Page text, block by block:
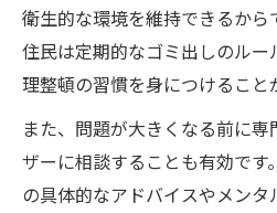
衛生的な環境を維持できるから
住民は定期的なゴミ出しのル
理整頓の習慣を身につけること
また、問題が大きくなる前に
ザーに相談することも有効です
の具体的なアドバイスやメン